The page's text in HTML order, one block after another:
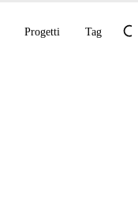
Progetti Tag